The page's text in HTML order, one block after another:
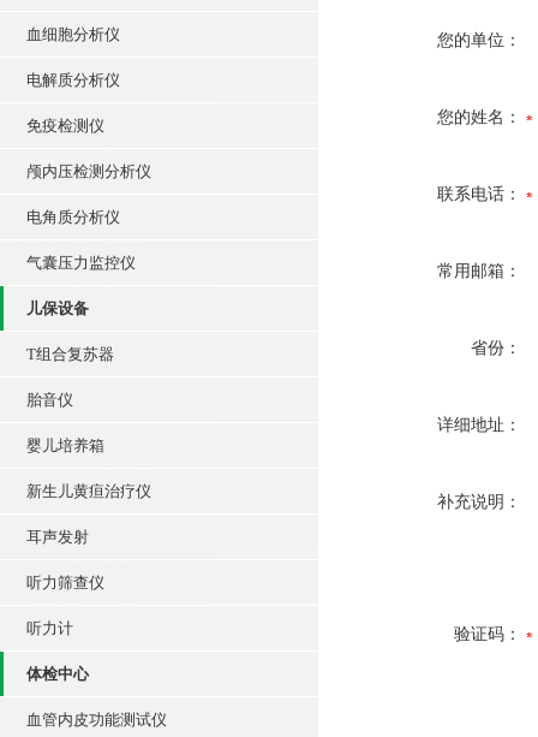
血细胞分析仪
电解质分析仪
免疫检测仪
颅内压检测分析仪
电角质分析仪
气囊压力监控仪
儿保设备
T组合复苏器
胎音仪
婴儿培养箱
新生儿黄疸治疗仪
耳声发射
听力筛查仪
听力计
体检中心
血管内皮功能测试仪
您的单位：
您的姓名：
联系电话：
常用邮箱：
省份：
详细地址：
补充说明：
验证码：